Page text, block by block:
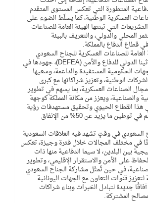
المتطورة التي تعكس المستوى المتقدم
العسكرية الوطنية، كما يسلّط الضوء على
التي تبنتها الهيئة العامة للصناعات
المحلي والدولي، والتعريف بالبيئة
قطاع الدفاع بالمملكة.
للصناعات العسكرية للجناح السعودي
المشارك في معرض أثينا الدولي للدفاع والأمن (DEFEA)، جهودها في
الحكومية المستفيدة والداعمة، وسعيها
الوطنية، وتعزيز شراكاتها مع كبرى
الصناعات العسكرية، بما يسهم في تطوير
والصناعية، ويعزز من مكانة المملكة كوجهة
هذا القطاع الحيوي وتحقيق مستهدفات رؤية
المملكة 2030 بما يسهم في توطين ما يزيد عن 50% من الإنفاق
السعودي في وقتٍ تشهد فيه العلاقات السعودية
في مختلف المجالات خلال فترة وجيزة، تعكس
بين البلدين، لا سيما الدفاعية منها ذات
على الأمن والاستقرار الإقليمي، وتطوير
في حين تُمثّل مشاركة الجناح السعودي
قنوات التعاون مع الجهات اليونانية
جديدة لتبادل الخبرات وبناء شراكات
المشتركة.